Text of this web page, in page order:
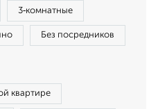
3‑комнатные
Без посредников
квартире